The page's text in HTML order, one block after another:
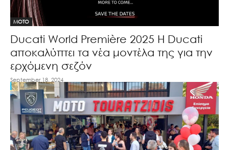
MOTO
Ducati World Première 2025 Η Ducati
αποκαλύπτει τα νέα μοντέλα της για την
ερχόμενη σεζόν
September 18, 2024